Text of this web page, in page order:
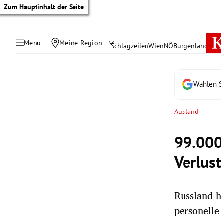
Zum Hauptinhalt der Seite
Menü Meine Region SchlagzeilenWienNÖBurgenland
Wählen
Ausland
Russland